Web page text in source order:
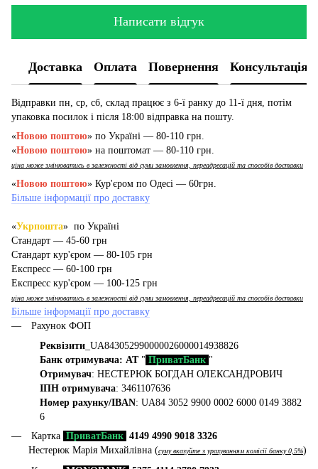
Написати відгук
Доставка Оплата Повернення Консультація
Відправки пн, ср, сб, склад працює з 6-ї ранку до 11-ї дня, потім
упаковка посилок і після 18:00 відправка на пошту.
«Новою поштою» по Україні — 80-110 грн.
«Новою поштою» на поштомат — 80-110 грн.
ціна може змінюватись в залежності від суми замовлення, переадресацій та способів доставки
«Новою поштою» Кур'єром по Одесі — 60грн.
Більше інформації про доставку
«Укрпошта» по Україні
Стандарт — 45-60 грн
Стандарт кур'єром — 80-105 грн
Експресс — 60-100 грн
Експресс кур'єром — 100-125 грн
ціна може змінюватись в залежності від суми замовлення, переадресацій та способів доставки
Більше інформації про доставку
Рахунок ФОП
Реквізити _UA843052990000026000014938826
Банк отримувача: АТ" ПриватБанк "
Отримувач: НЕСТЕРЮК БОГДАН ОЛЕКСАНДРОВИЧ
ІПН отримувача: 3461107636
Номер рахунку/IBAN: UA84 3052 9900 0002 6000 0149 3882
6
Картка ПриватБанк 4149 4990 9018 3326
Нестерюк Марія Михайлівна (суму вказуйте з урахуванням комісії банку 0,5%)